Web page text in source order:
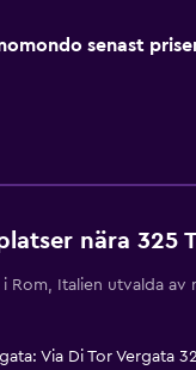
senast
nära 325
Rom, Italien utvalda av
Via Di Tor Vergata